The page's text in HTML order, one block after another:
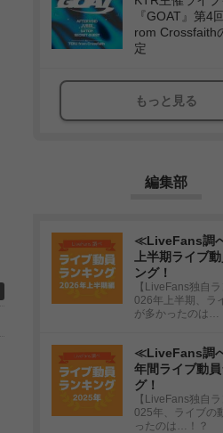
『GOAT』第4
rom Crossfaith
定
もっと見る
編集部
≪LiveFans調
上半期ライブ
ング！
【LiveFans独自
026年上半期、ラ
が多かったのは…
≪LiveFans調
年間ライブ動
グ！
【LiveFans独自
025年、ライブの
ったのは…！？